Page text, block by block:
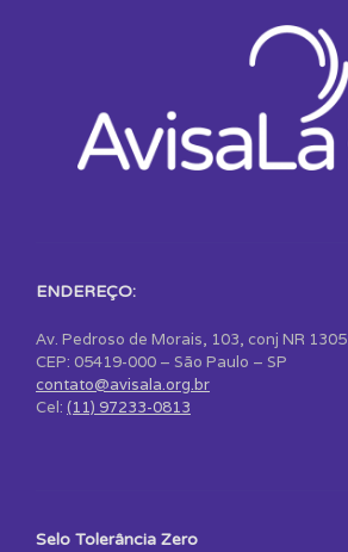
ENDEREÇO:
Av. Pedroso de Morais, 103, conj NR 1305
CEP: 05419-000 – São Paulo – SP
contato@avisala.org.br
Cel: (11) 97233-0813
Selo Tolerância Zero